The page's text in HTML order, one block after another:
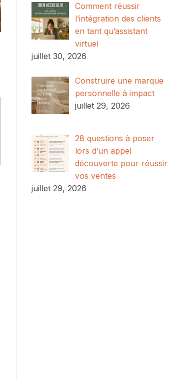
Comment réussir
l’intégration des clients
en tant qu’assistant
virtuel
juillet 30, 2026
Construire une marque
personnelle à impact
juillet 29, 2026
28 questions à poser
lors d’un appel
découverte pour réussir
vos ventes
juillet 29, 2026